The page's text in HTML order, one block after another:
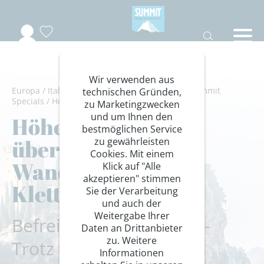
Europa / Italien Trentino/Gardaseeberge
Summit
Specials / Höhenangst überwinden
Höhenangst
überwinden -
Wanderungen und
Klettersteige
Befreit in luftiger Höhe -
Trotz Höhenangst auf
Wir verwenden aus
technischen Gründen,
zu Marketingzwecken
und um Ihnen den
bestmöglichen Service
zu gewährleisten
Cookies. Mit einem
Klick auf "Alle
akzeptieren" stimmen
Sie der Verarbeitung
und auch der
Weitergabe Ihrer
Daten an Drittanbieter
zu. Weitere
Informationen